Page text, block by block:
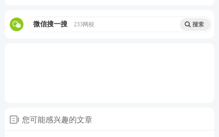
微信搜一搜 233网校
您可能感兴趣的文章